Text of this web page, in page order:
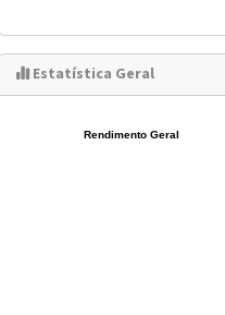
Estatística Geral
Rendimento Geral